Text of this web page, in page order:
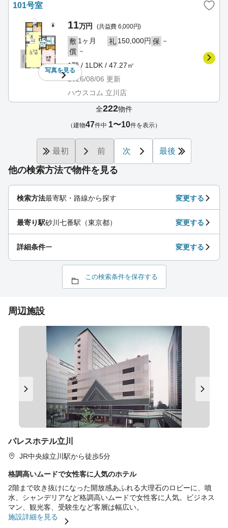
101号室
写真を見る
11万円 (共益費 6,000円)
敷 1ヶ月 礼 150,000円 保 －
償 －
1階 / 1LDK / 47.27㎡
2026/08/06 更新
ハウスコム 立川店
他の検索方法で物件を見る
検索方法最寄駅・路線から探す 変更する
最寄り駅砂川七番駅（東京都） 変更する
詳細条件ー 変更する
この検索条件を保存する
全222物件
（建物47件中 1〜10件を表示）
最初 前 次 最後
周辺施設
パレスホテル立川
JR中央線立川駅から徒歩5分
格調高いムードで女性客に人気のホテル
2階まで吹き抜けになった開放感あふれる大理石のロビーに、噴
水、シャンデリアなど格調高いムードで女性客に人気。ビジネス
マン、観光客、受験生など客層は幅広い。
施設詳細を見る